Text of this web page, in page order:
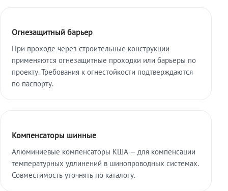
Огнезащитный барьер
При проходе через строительные конструкции
применяются огнезащитные проходки или барьеры по
проекту. Требования к огнестойкости подтверждаются
по паспорту.
Компенсаторы шинные
Алюминиевые компенсаторы КША — для компенсации
температурных удлинений в шинопроводных системах.
Совместимость уточнять по каталогу.